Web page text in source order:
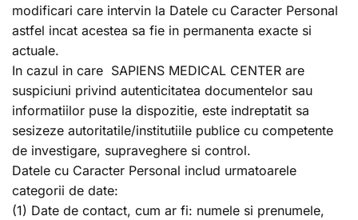
modificari care intervin la Datele cu Caracter Personal
astfel incat acestea sa fie in permanenta exacte si
actuale.
In cazul in care SAPIENS MEDICAL CENTER are
suspiciuni privind autenticitatea documentelor sau
informatiilor puse la dispozitie, este indreptatit sa
sesizeze autoritatile/institutiile publice cu competente
de investigare, supraveghere si control.
Datele cu Caracter Personal includ urmatoarele
categorii de date:
(1) Date de contact, cum ar fi: numele si prenumele,